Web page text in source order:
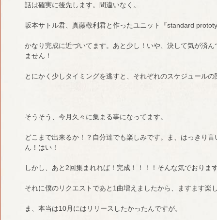
話は確実に後先します。間違いなく。
坂本サトル君、真藤敬利君と作ったユニット『standard
かなり完成に近づいてます。あと少し！いや、決して気が済
ません！
とにかく少しタイミングを逃すと、それぞれのスケジュール
そうそう、今月久々に集まる事になってます。
どこまで出来るか！？自分達でも楽しみです。ま、はっきり
ん！はい！
しかし、あと2回集まれれば！完成！！！！そんな気でおりま
それに僕のリクエストであと1曲増えましたから、ますます楽
ま、本当は10月にはリリースしたかったんですが。